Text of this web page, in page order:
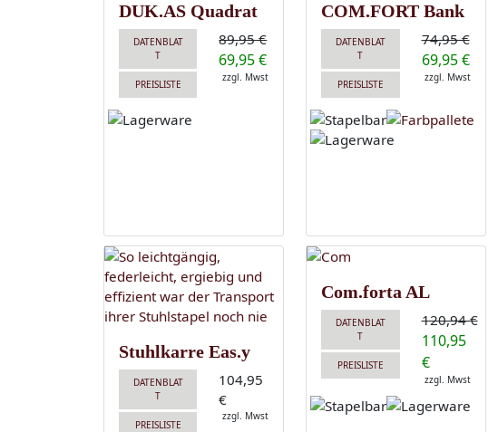
DUK.AS Quadrat
DATENBLAT
T
PREISLISTE
89,95 €
69,95 €
zzgl. Mwst
COM.FORT Bank
DATENBLAT
T
PREISLISTE
74,95 €
69,95 €
zzgl. Mwst
Stuhlkarre Eas.y
DATENBLAT
T
PREISLISTE
104,95
€
zzgl. Mwst
Com.forta AL
DATENBLAT
T
PREISLISTE
120,94 €
110,95
€
zzgl. Mwst